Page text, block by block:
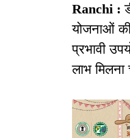
Ranchi :
योजनाओं की
प्रभावी
लाभ मिलना